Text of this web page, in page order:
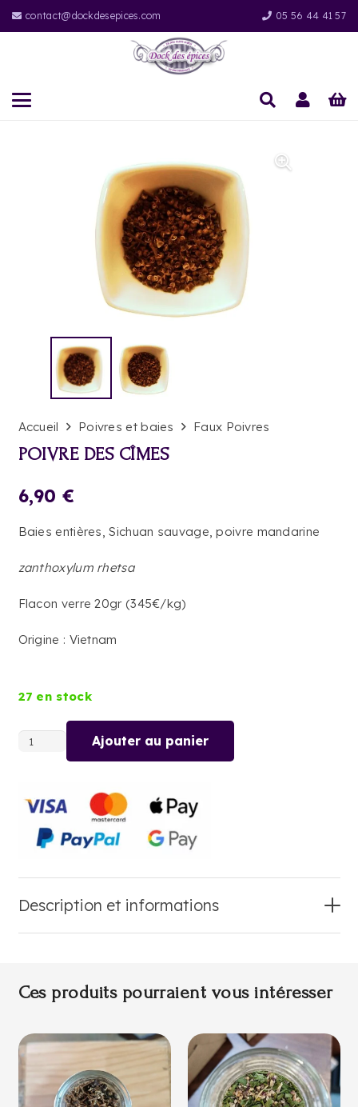
contact@dockdesepices.com 05 56 44 41 57
Accueil Poivres et baies Faux Poivres
POIVRE DES CÎMES
6,90 €
Baies entières, Sichuan sauvage, poivre mandarine
zanthoxylum rhetsa
Flacon verre 20gr (345€/kg)
Origine : Vietnam
27 en stock
quantité
DES
CÎMES
Ajouter au panier
Description et informations
Ces produits pourraient vous intéresser